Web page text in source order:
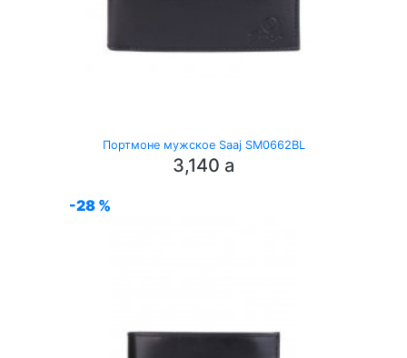
Портмоне мужское Saaj SM0662BL
3,140 a
-28 %